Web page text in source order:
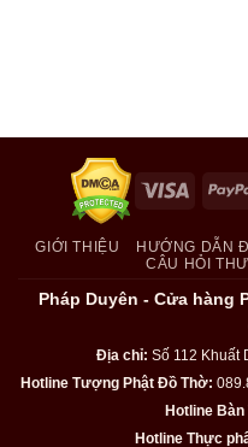
Visa
GIỚI THIỆU HƯỚNG DẪN
CÂU HỎI
Pháp Duyên - Cửa hàng
Địa chỉ: Số 112 Khuất
Hotline Tượng Phật Đồ Thờ:
Hotline
Hotline Thực